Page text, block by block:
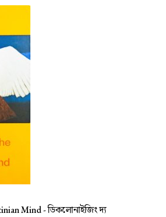
Mind -ডিকলোনাইজিং দ্য